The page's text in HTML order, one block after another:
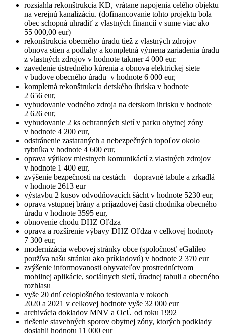
rozsiahla rekonštrukcia KD, vrátane napojenia celého objektu
na verejnú kanalizáciu. (dofinancovanie tohto projektu bola
obec schopná uhradiť z vlastných financií v sume viac ako
55 000,00 eur)
rekonštrukcia obecného úradu tiež z vlastných zdrojov
obnova stien a podlahy a kompletná výmena zariadenia úradu
z vlastných zdrojov v hodnote takmer 4 000 eur.
zavedenie ústredného kúrenia a obnova elektrickej siete
v budove obecného úradu v hodnote 6 000 eur,
kompletná rekonštrukcia detského ihriska v hodnote
2 656 eur,
vybudovanie vodného zdroja na detskom ihrisku v hodnote
2 626 eur,
vybudovanie 2 ks ochranných sietí v parku obytnej zóny
v hodnote 4 200 eur,
odstránenie zastaraných a nebezpečných topoľov okolo
rybníka v hodnote 4 600 eur,
oprava výtlkov miestnych komunikácií z vlastných zdrojov
v hodnote 1 400 eur,
zvýšenie bezpečnosti na cestách – dopravné tabule a zrkadlá
v hodnote 2613 eur
výstavbu 2 kusov odvodňovacích šácht v hodnote 5230 eur,
oprava vstupnej brány a príjazdovej časti chodníka obecného
úradu v hodnote 3595 eur,
obnovenie chodu DHZ Oľdza
oprava a rozšírenie výbavy DHZ Oľdza v celkovej hodnoty
7 300 eur,
modernizácia webovej stránky obce (spoločnosť eGalileo
používa našu stránku ako príkladovú) v hodnote 2 370 eur
zvýšenie informovanosti obyvateľov prostredníctvom
mobilnej aplikácie, sociálnych sietí, úradnej tabuli a obecného
rozhlasu
vyše 20 dní celoplošného testovania v rokoch
2020 a 2021 v celkovej hodnote vyše 32 000 eur
archivácia dokladov MNV a OcÚ od roku 1992
riešenie stavebných sporov obytnej zóny, ktorých podklady
dosiahli hodnotu 11 000 eur